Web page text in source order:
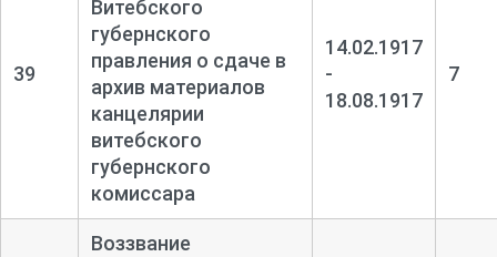
39
Витебского
губернского
правления о сдаче в
архив материалов
канцелярии
витебского
губернского
комиссара
14.02.1917
-
18.08.1917
7
Воззвание